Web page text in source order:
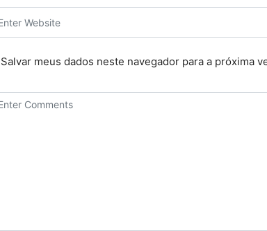
Salvar meus dados neste navegador para a próxima